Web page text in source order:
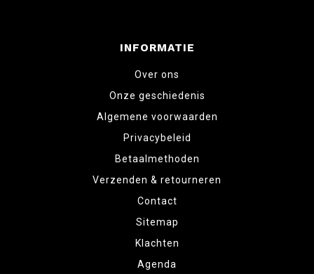
INFORMATIE
Over ons
Onze geschiedenis
Algemene voorwaarden
Privacybeleid
Betaalmethoden
Verzenden & retourneren
Contact
Sitemap
Klachten
Agenda